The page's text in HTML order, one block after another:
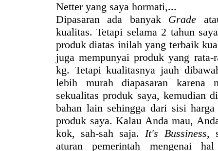
Netter yang saya hormati,...
Dipasaran ada banyak Grade
kualitas. Tetapi selama 2 tahun
produk diatas inilah yang terbaik
juga mempunyai produk yang rata-
kg. Tetapi kualitasnya jauh
lebih murah diapasaran karena
sekualitas produk saya, kemudian
bahan lain sehingga dari sisi
produk saya. Kalau Anda mau,
kok, sah-sah saja.It's Bussiness,
aturan pemerintah mengenai